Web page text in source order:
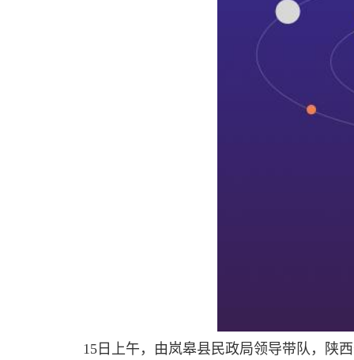
15日上午，由岚皋县民政局领导带队，陕